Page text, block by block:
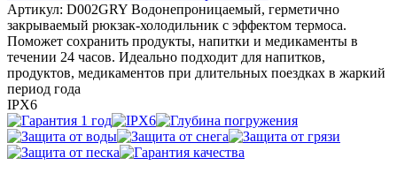
Артикул: D002GRY Водонепроницаемый, герметично
закрываемый рюкзак-холодильник с эффектом термоса.
Поможет сохранить продукты, напитки и медикаменты в
течении 24 часов. Идеально подходит для напитков,
продуктов, медикаментов при длительных поездках в жаркий
период года
IPX6